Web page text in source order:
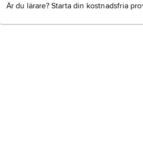
Är du lärare? Starta din kostnadsfria